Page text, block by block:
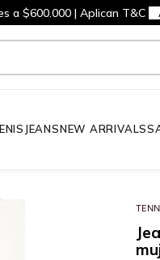
a $600.000 | Aplican T&C
JEANSNEW ARRIVALS